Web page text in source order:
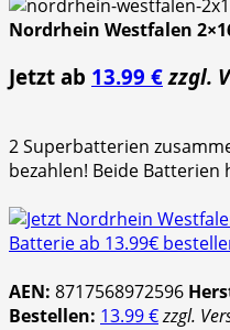
Nordrhein Westfalen
Jetzt ab 13.99 € zzgl.
2 Superbatterien
bezahlen! Beide Batterien
AEN: 8717568972596
Bestellen: 13.99 €zzgl.